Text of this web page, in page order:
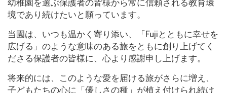
幼稚園を選ぶ保護者の皆様から常に信頼される教育環
境であり続けたいと願っています。
当園は、いつも温かく寄り添い、「Fujiとともに幸せを
広げる」のような意味のある旅をともに創り上げてく
ださる保護者の皆様に、心より感謝申し上げます。
将来的には、このような愛を届ける旅がさらに増え、
子どもたちの心に「優しさの種」が植え付けられ続け